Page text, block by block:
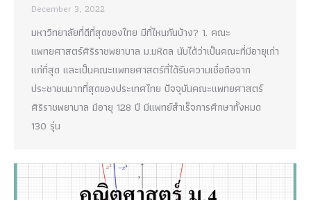
December 3, 2022
มหาวิทยาลัยที่ดีที่สุดของไทย มีที่ไหนกันบ้าง? 1. คณะ
แพทยศาสตร์ศิริราชพยาบาล ม.มหิดล นับได้ว่าเป็นคณะที่มีอายุเก่า
แก่ที่สุด และเป็นคณะแพทยศาสตร์ที่ได้รับความเชื่อถือจาก
ประชาชนมากที่สุดของประเทศไทย ปัจจุบันคณะแพทยศาสตร์
ศิริราชพยาบาล มีอายุ 128 ปี มีแพทย์สำเร็จการศึกษาทั้งหมด
130 รุ่น